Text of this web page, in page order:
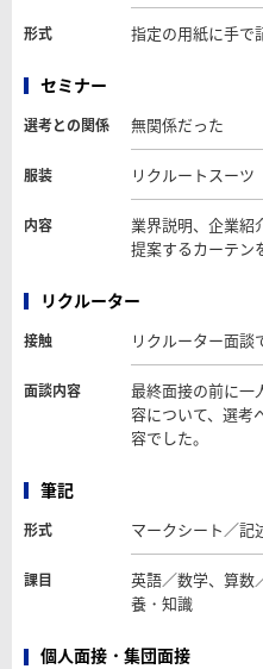
形式 指定の用紙に手で
セミナー
選考との関係 無関係だった
服装 リクルートスーツ
内容
業界説明、企業紹
提案するカーテン
リクルーター
接触 リクルーター面談
面談内容
最終面接の前に一
容について、選考
容でした。
筆記
形式 マークシート／記
課目
英語／数学、算数
養・知識
個人面接・集団面接